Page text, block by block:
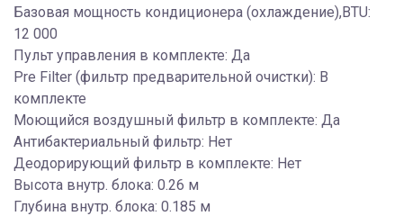
Базовая мощность кондиционера (охлаждение),BTU:
12 000
Пульт управления в комплекте: Да
Pre Filter (фильтр предварительной очистки): В
комплекте
Моющийся воздушный фильтр в комплекте: Да
Антибактериальный фильтр: Нет
Деодорирующий фильтр в комплекте: Нет
Высота внутр. блока: 0.26 м
Глубина внутр. блока: 0.185 м